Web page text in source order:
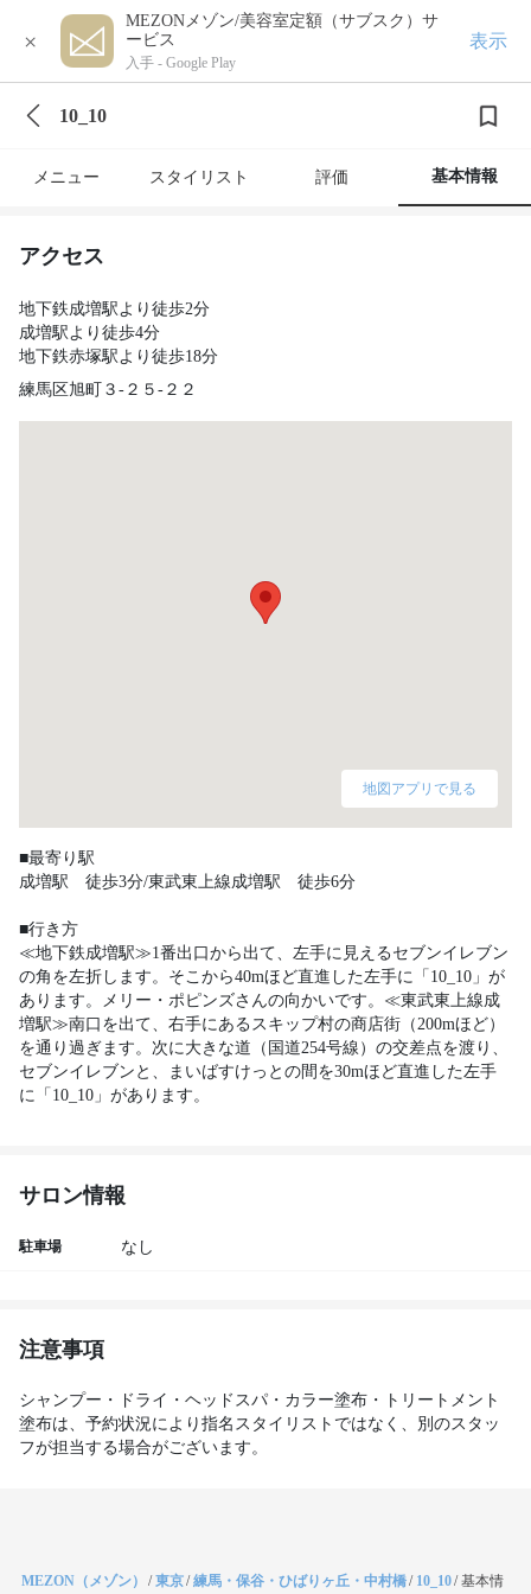
×
MEZONメゾン/美容室定額（サブスク）サ
ービス
入手 - Google Play
表示
10_10
メニュー スタイリスト 評価 基本情報
アクセス
地下鉄成増駅より徒歩2分
成増駅より徒歩4分
地下鉄赤塚駅より徒歩18分
練馬区旭町３-２５-２２
地図アプリで見る
■最寄り駅
成増駅　徒歩3分/東武東上線成増駅　徒歩6分
■行き方
≪地下鉄成増駅≫1番出口から出て、左手に見えるセブンイレブン
の角を左折します。そこから40mほど直進した左手に「10_10」が
あります。メリー・ポピンズさんの向かいです。≪東武東上線成
増駅≫南口を出て、右手にあるスキップ村の商店街（200mほど）
を通り過ぎます。次に大きな道（国道254号線）の交差点を渡り、
セブンイレブンと、まいばすけっとの間を30mほど直進した左手
に「10_10」があります。
サロン情報
駐車場 なし
注意事項
シャンプー・ドライ・ヘッドスパ・カラー塗布・トリートメント
塗布は、予約状況により指名スタイリストではなく、別のスタッ
フが担当する場合がございます。
MEZON（メゾン） /東京/練馬・保谷・ひばりヶ丘・中村橋/ 10_10/基本情